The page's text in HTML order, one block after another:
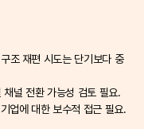
조 재편 시도는 단기보다 중
채널 전환 가능성 검토 필요.
업에 대한 보수적 접근 필요.